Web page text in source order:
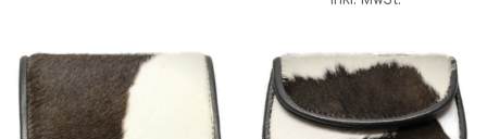
Zur Wunschliste hinzufügen
Zur Vergleichsliste hinzufügen